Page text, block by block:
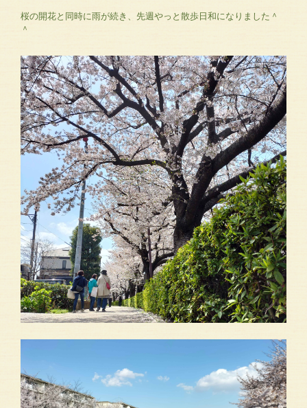
桜の開花と同時に雨が続き、先週やっと散歩日和になりました＾
＾